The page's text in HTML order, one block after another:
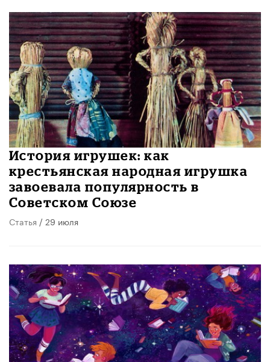
История игрушек: как
крестьянская народная игрушка
завоевала популярность в
Советском Союзе
Статья / 29 июля